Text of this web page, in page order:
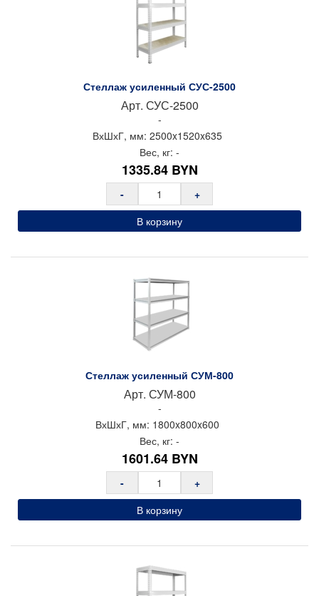
Сертификат соответствия ГОСТ Р на мебель Gresson
Сертификат соответствия ISO на мебель Gresson
Стеллаж усиленный СУС-2500
Арт. СУС-2500
-
ВхШхГ, мм: 2500x1520x635
Вес, кг: -
1335.84 BYN
-
+
В корзину
Стеллаж усиленный СУМ-800
Арт. СУМ-800
-
ВхШхГ, мм: 1800x800x600
Вес, кг: -
1601.64 BYN
-
+
В корзину